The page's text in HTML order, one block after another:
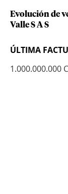
Evolución de
Valle S A S
ÚLTIMA
1.000.000.000